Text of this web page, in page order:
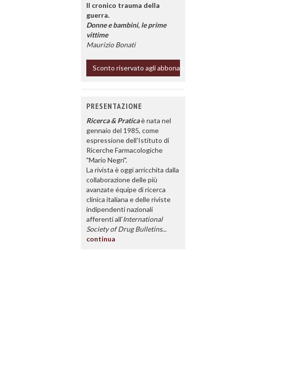
Il cronico trauma della
guerra.
Donne e bambini, le prime
vittime
Maurizio Bonati
Sconto riservato agli abbonati
PRESENTAZIONE
Ricerca & Praticaè nata nel
gennaio del 1985, come
espressione dell'Istituto di
Ricerche Farmacologiche
"Mario Negri".
La rivista è oggi arricchita dalla
collaborazione delle più
avanzate équipe di ricerca
clinica italiana e delle riviste
indipendenti nazionali
afferenti all'International
Society of Drug Bulletins...
continua